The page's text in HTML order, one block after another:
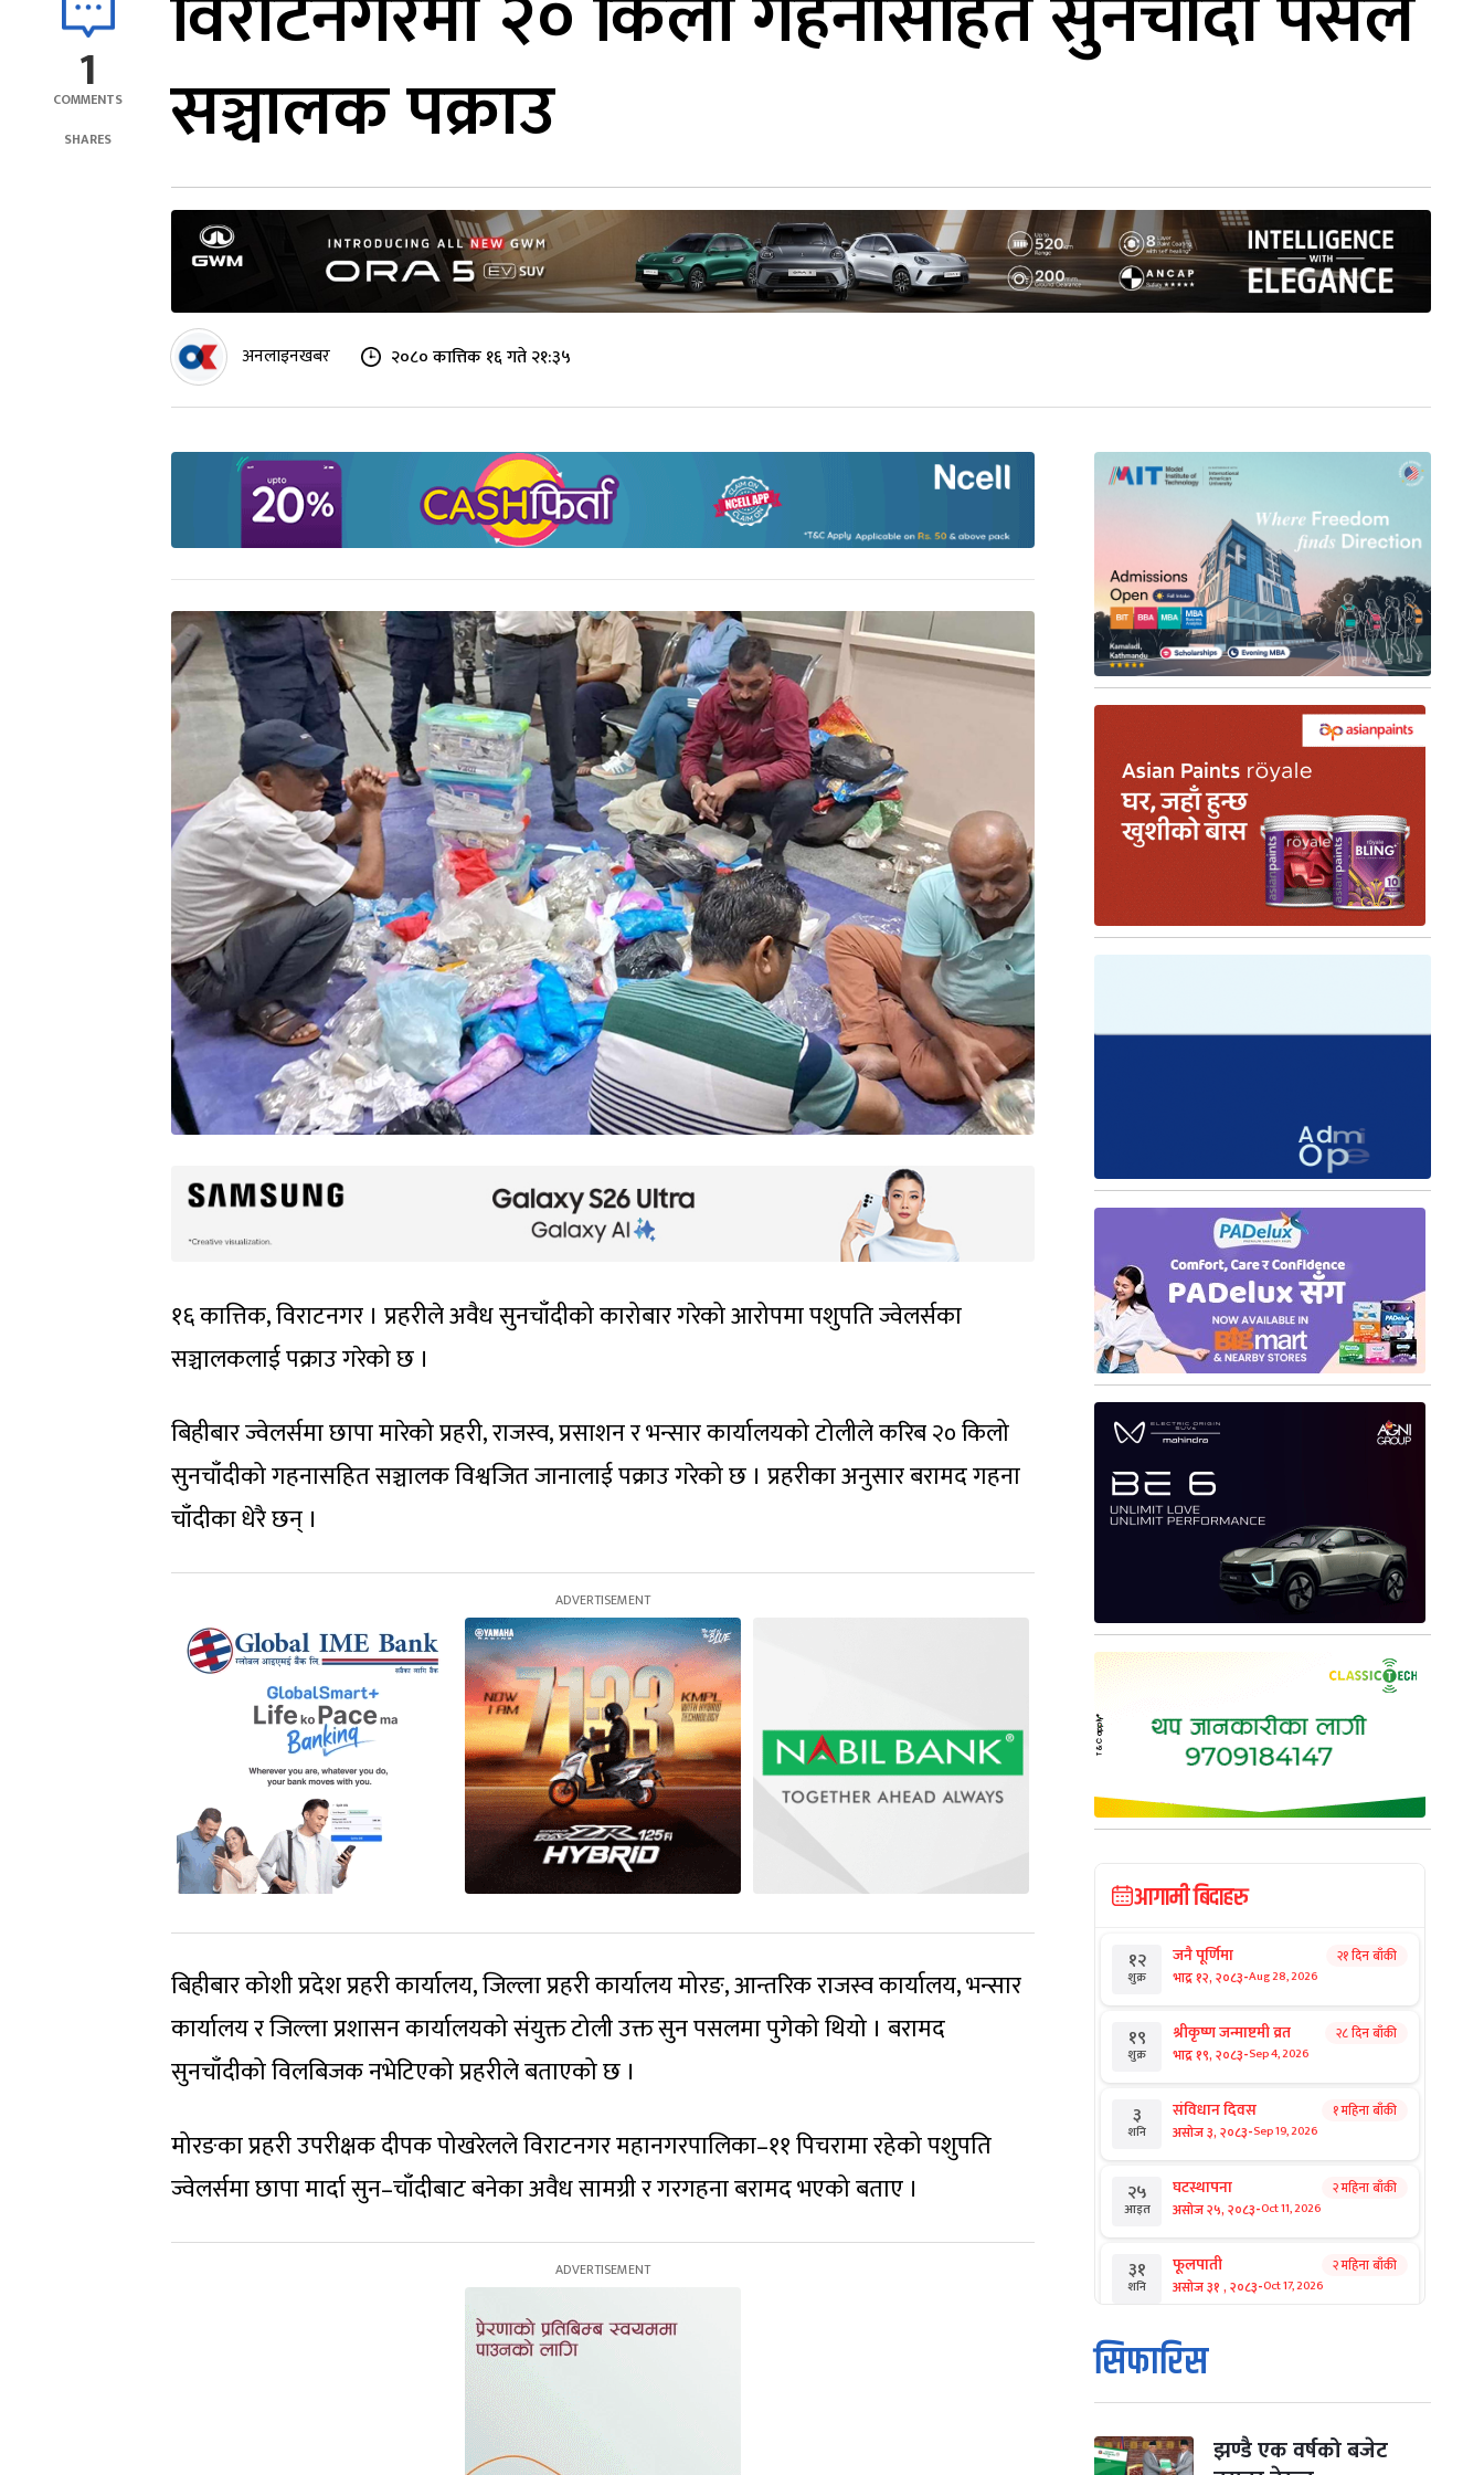
1
COMMENTS
SHARES
सञ्चालक पक्राउ
अनलाइनखबर २०८० कात्तिक १६ गते २१:३५
१६ कात्तिक, विराटनगर । प्रहरीले अवैध सुनचाँदीको कारोबार गरेको आरोपमा पशुपति ज्वेलर्सका
सञ्चालकलाई पक्राउ गरेको छ ।
बिहीबार ज्वेलर्समा छापा मारेको प्रहरी, राजस्व, प्रसाशन र भन्सार कार्यालयको टोलीले करिब २० किलो
सुनचाँदीको गहनासहित सञ्चालक विश्वजित जानालाई पक्राउ गरेको छ । प्रहरीका अनुसार बरामद गहना
चाँदीका धेरै छन् ।
बिहीबार कोशी प्रदेश प्रहरी कार्यालय, जिल्ला प्रहरी कार्यालय मोरङ, आन्तरिक राजस्व कार्यालय, भन्सार
कार्यालय र जिल्ला प्रशासन कार्यालयको संयुक्त टोली उक्त सुन पसलमा पुगेको थियो । बरामद
सुनचाँदीको विलबिजक नभेटिएको प्रहरीले बताएको छ ।
मोरङका प्रहरी उपरीक्षक दीपक पोखरेलले विराटनगर महानगरपालिका–११ पिचरामा रहेको पशुपति
ज्वेलर्समा छापा मार्दा सुन–चाँदीबाट बनेका अवैध सामग्री र गरगहना बरामद भएको बताए ।
आगामी बिदाहरु
१२
शुक्र
जनै पूर्णिमा
भाद्र १२, २०८३-Aug 28, 2026
२१ दिन बाँकी
१९
शुक्र
श्रीकृष्ण जन्माष्टमी व्रत
भाद्र १९, २०८३-Sep 4, 2026
२८ दिन बाँकी
३
शनि
संविधान दिवस
असोज ३, २०८३-Sep 19, 2026
१ महिना बाँकी
२५
आइत
घटस्थापना
असोज २५, २०८३-Oct 11, 2026
२ महिना बाँकी
३१
शनि
फूलपाती
असोज ३१ , २०८३-Oct 17, 2026
२ महिना बाँकी
१
आइत
कार्तिक सङ्क्रान्ति
कार्तिक १, २०८३
मंगल कार्तिक ३, २०८३ -Oct 20, 2026
सिफारिस
झण्डै एक वर्षको बजेट